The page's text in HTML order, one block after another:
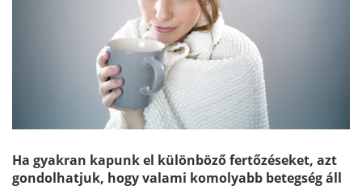
Ha gyakran kapunk el különböző fertőzéseket, azt
gondolhatjuk, hogy valami komolyabb betegség áll